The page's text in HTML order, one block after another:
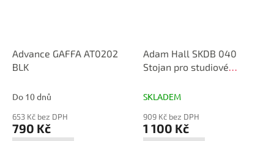
Advance GAFFA AT0202
BLK
Do 10 dnů
653 Kč bez DPH
790 Kč
Adam Hall SKDB 040
Stojan pro studiové
SKLADEM
909 Kč bez DPH
1 100 Kč